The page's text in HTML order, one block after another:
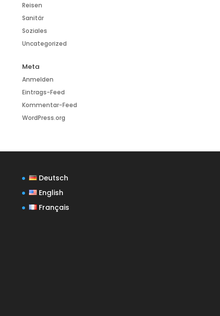
Reisen
Sanitär
Soziales
Uncategorized
Meta
Anmelden
Eintrags-Feed
Kommentar-Feed
WordPress.org
Deutsch
English
Français